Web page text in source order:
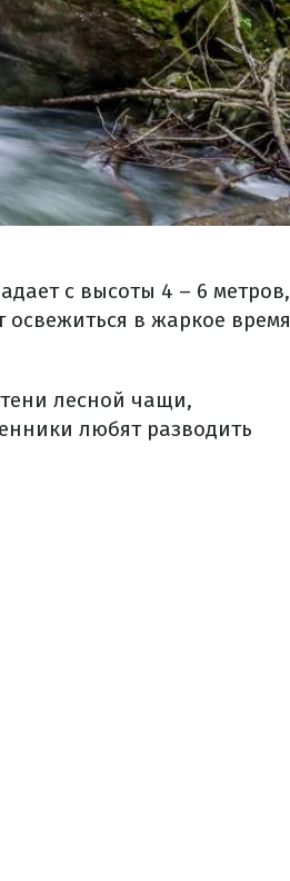
с высоты 4 – 6 метров,
освежиться в жаркое время
лесной чащи,
любят разводить